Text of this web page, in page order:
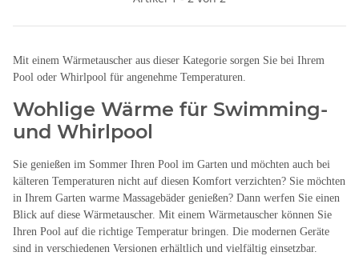
Mit einem Wärmetauscher aus dieser Kategorie sorgen Sie bei Ihrem
Pool oder Whirlpool für angenehme Temperaturen.
Wohlige Wärme für Swimming-
und Whirlpool
Sie genießen im Sommer Ihren Pool im Garten und möchten auch bei
kälteren Temperaturen nicht auf diesen Komfort verzichten? Sie möchten
in Ihrem Garten warme Massagebäder genießen? Dann werfen Sie einen
Blick auf diese Wärmetauscher. Mit einem Wärmetauscher können Sie
Ihren Pool auf die richtige Temperatur bringen. Die modernen Geräte
sind in verschiedenen Versionen erhältlich und vielfältig einsetzbar.